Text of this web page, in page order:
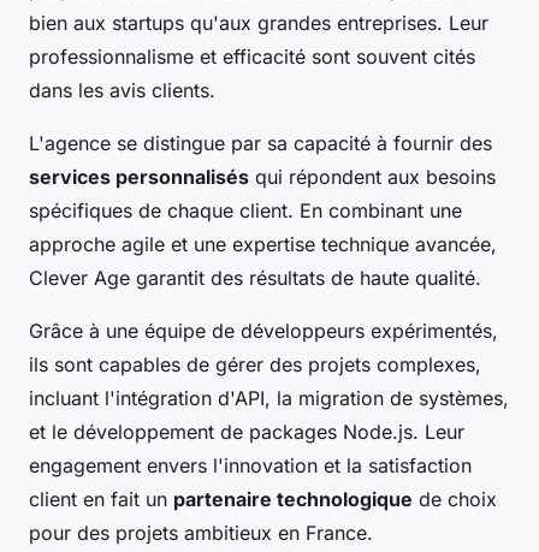
bien aux startups qu'aux grandes entreprises. Leur
professionnalisme et efficacité sont souvent cités
dans les avis clients.
L'agence se distingue par sa capacité à fournir des
services personnalisés qui répondent aux besoins
spécifiques de chaque client. En combinant une
approche agile et une expertise technique avancée,
Clever Age garantit des résultats de haute qualité.
Grâce à une équipe de développeurs expérimentés,
ils sont capables de gérer des projets complexes,
incluant l'intégration d'API, la migration de systèmes,
et le développement de packages Node.js. Leur
engagement envers l'innovation et la satisfaction
client en fait un partenaire technologique de choix
pour des projets ambitieux en France.